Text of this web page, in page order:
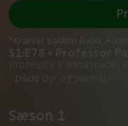
S1:E78 • Professor
Professor Panda holder
- både dyr og planter!.
*Kræver pakken Basis.
Sæson 1